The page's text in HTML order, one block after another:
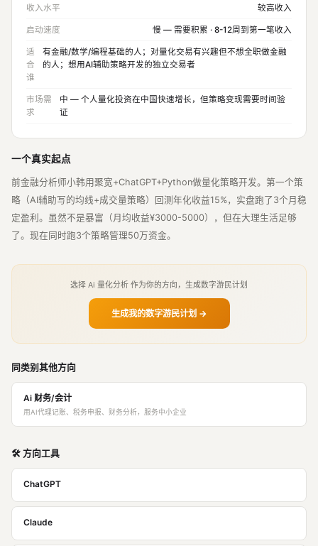
收入水平 较高收入
启动速度 慢 — 需要积累 · 8-12周到第一笔收入
适
合
谁
有金融/数学/编程基础的人；对量化交易有兴趣但不想全职做金融
的人；想用AI辅助策略开发的独立交易者
市场需
求
中 — 个人量化投资在中国快速增长，但策略变现需要时间验
证
一个真实起点
前金融分析师小韩用聚宽+ChatGPT+Python做量化策略开发。第一个策
略（AI辅助写的均线+成交量策略）回测年化收益15%，实盘跑了3个月稳
定盈利。虽然不是暴富（月均收益¥3000-5000），但在大理生活足够
了。现在同时跑3个策略管理50万资金。
选择 Ai 量化分析 作为你的方向，生成数字游民计划
生成我的数字游民计划 →
同类别其他方向
Ai 财务/会计
用AI代理记账、税务申报、财务分析，服务中小企业
🛠️ 方向工具
ChatGPT
Claude